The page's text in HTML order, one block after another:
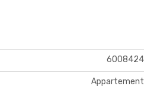
6008424
Appartement